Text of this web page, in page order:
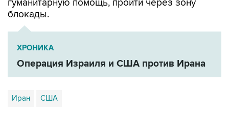
ХРОНИКА
Операция Израиля и США против Ирана
Иран США